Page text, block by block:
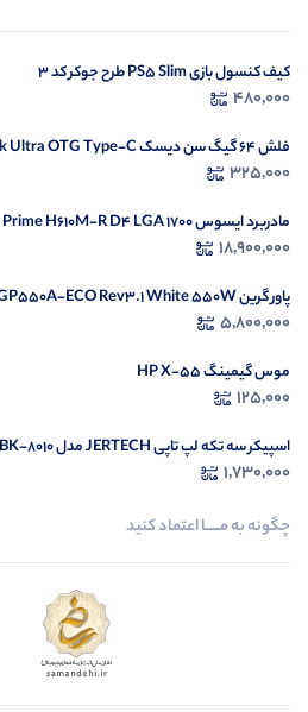
کیف کنسول بازی PS5 Slim طرح جوکر کد 3
480,000
فلش 64 گیگ سن دیسک SanDisk Ultra OTG Type-C
325,000
مادربرد ایسوس Asus Prime H610M-R D4 LGA 1700
18,900,000
پاور گرین Green GP550A-ECO Rev3.1 White 550W
5,800,000
موس گیمینگ HP X-55
125,000
اسپیکر سه تکه لپ تاپی JERTECH مدل SBK-8010
1,730,000
لپ تاپ استوک دل DELL Latitude E5470
18,000,000
چگونه به مــــــا اعتماد کنید